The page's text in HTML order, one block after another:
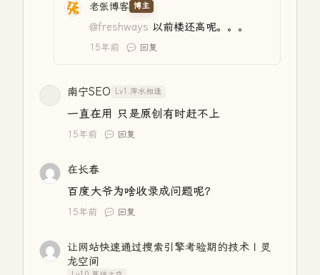
老张博客 博主
@freshways 以前楼还高呢。。。
15年前 回复
南宁SEO Lv1.萍水相逢
一直在用 只是原创有时赶不上
15年前 回复
在长春
百度大爷为啥收录成问题呢？
15年前 回复
让网站快速通过搜索引擎考验期的技术 | 灵
龙空间